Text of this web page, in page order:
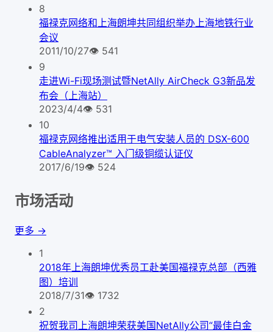
8
福禄克网络和上海朗坤共同组织举办上海地铁行业
会议
2011/10/27👁 541
9
走进Wi-Fi现场测试暨NetAlly AirCheck G3新品发
布会（上海站）
2023/4/4👁 531
10
福禄克网络推出适用于电气安装人员的 DSX-600
CableAnalyzer™ 入门级铜缆认证仪
2017/6/19👁 524
市场活动
更多 →
1
2018年上海朗坤优秀员工赴美国福禄克总部（西雅
图）培训
2018/7/31👁 1732
2
祝贺我司上海朗坤荣获美国NetAlly公司“最佳白金